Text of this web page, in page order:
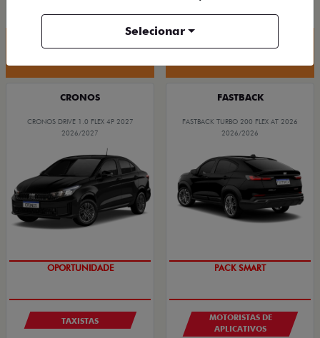
Quero agora! Quero agora!
CRONOS
CRONOS DRIVE 1.0 FLEX 4P 2027
2026/2027
OPORTUNIDADE
TAXISTAS
FASTBACK
FASTBACK TURBO 200 FLEX AT 2026
2026/2026
PACK SMART
MOTORISTAS DE
APLICATIVOS
Selecionar